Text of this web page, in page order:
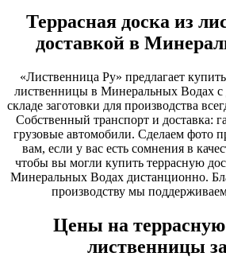
Террасная доска из
доставкой в
«Лиственница Ру» предлагает
лиственницы в Минеральных Водах с
складе заготовки для производства
Собственный транспорт и доставка:
грузовые автомобили. Сделаем фото
вам, если у вас есть сомнения в
чтобы вы могли купить террасную
Минеральных Водах дистанционно.
производству мы
Цены на террасную
лиственницы